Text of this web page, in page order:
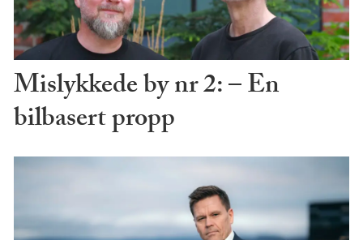
Mislykkede by nr 2: – En
bilbasert propp